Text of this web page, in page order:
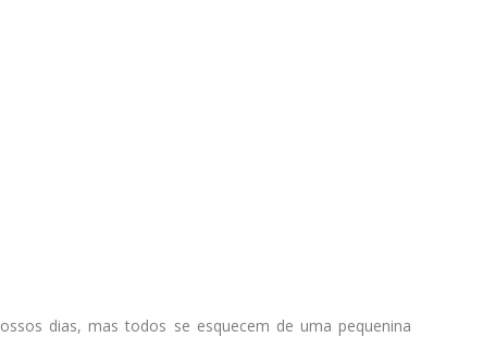
dias, mas todos se esquecem de uma pequenina